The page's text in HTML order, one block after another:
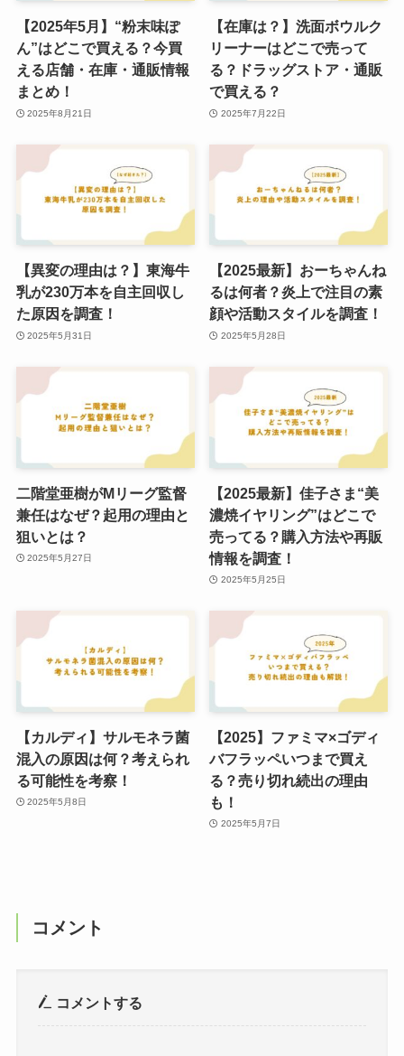
【2025年5月】“粉末味ぽ
ん”はどこで買える？今買
える店舗・在庫・通販情報
まとめ！
2025年8月21日
【在庫は？】洗面ボウルク
リーナーはどこで売って
る？ドラッグストア・通販
で買える？
2025年7月22日
【異変の理由は？】東海牛
乳が230万本を自主回収し
た原因を調査！
2025年5月31日
【2025最新】おーちゃんね
るは何者？炎上で注目の素
顔や活動スタイルを調査！
2025年5月28日
二階堂亜樹がMリーグ監督
兼任はなぜ？起用の理由と
狙いとは？
2025年5月27日
【2025最新】佳子さま“美
濃焼イヤリング”はどこで
売ってる？購入方法や再販
情報を調査！
2025年5月25日
【カルディ】サルモネラ菌
混入の原因は何？考えられ
る可能性を考察！
2025年5月8日
【2025】ファミマ×ゴディ
バフラッペいつまで買え
る？売り切れ続出の理由
も！
2025年5月7日
コメント
コメントする